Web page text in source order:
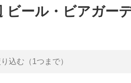
ビール・ビアガー